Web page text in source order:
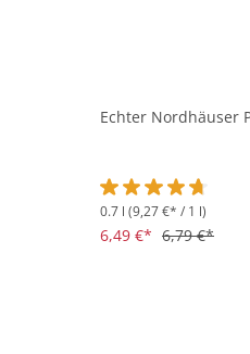
Echter Nordhäuser
Durchschnittliche
0.7 l (9,27 €* / 1 l)
6,49 €* 6,79 €*